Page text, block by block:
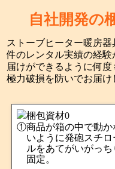
自社開発の
ストーブヒーター暖房
件のレンタル実績の経
届けができるように何
極力破損を防いでお届け
商品が箱の中で動か
いように発砲スチロ
ルをあてがいがっち
固定。